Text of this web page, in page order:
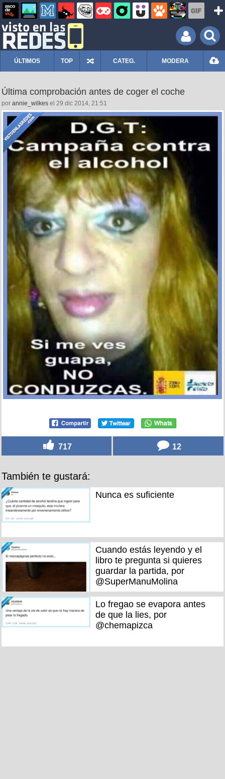
ÚLTIMOS TOP CATEG. MODERA
Última comprobación antes de coger el coche
por annie_wilkes el 29 dic 2014, 21:51
717 12
También te gustará:
Nunca es suficiente
Cuando estás leyendo y el
libro te pregunta si quieres
guardar la partida, por
@SuperManuMolina
Lo fregao se evapora antes
de que la lies, por
@chemapizca